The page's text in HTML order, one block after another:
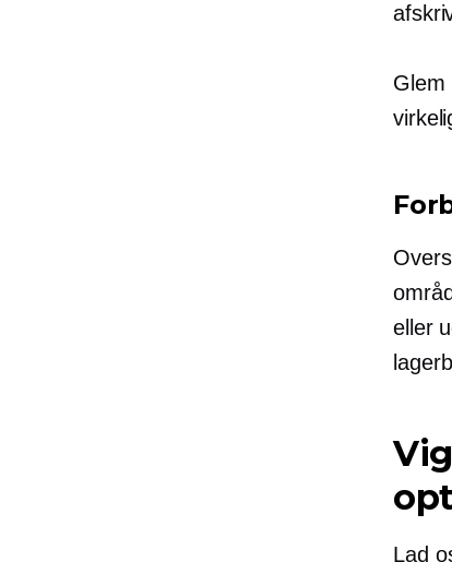
Glem
eller
Lad